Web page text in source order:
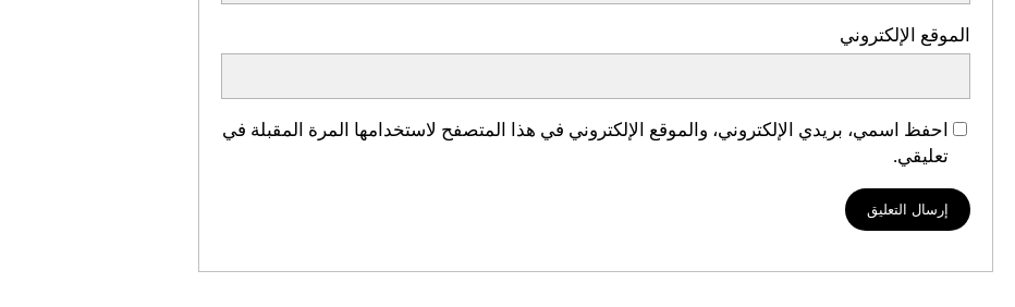
الموقع الإلكتروني
احفظ اسمي، بريدي الإلكتروني، والموقع الإلكتروني في هذا المتصفح لاستخدامها المرة المقبلة في
تعليقي.